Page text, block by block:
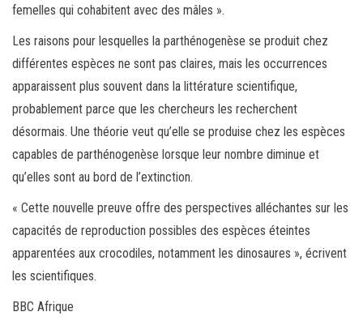
femelles qui cohabitent avec des mâles ».
Les raisons pour lesquelles la parthénogenèse se produit chez
différentes espèces ne sont pas claires, mais les occurrences
apparaissent plus souvent dans la littérature scientifique,
probablement parce que les chercheurs les recherchent
désormais. Une théorie veut qu’elle se produise chez les espèces
capables de parthénogenèse lorsque leur nombre diminue et
qu’elles sont au bord de l’extinction.
« Cette nouvelle preuve offre des perspectives alléchantes sur les
capacités de reproduction possibles des espèces éteintes
apparentées aux crocodiles, notamment les dinosaures », écrivent
les scientifiques.
BBC Afrique